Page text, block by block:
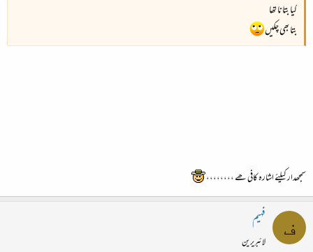
کیا بتانا تھا
بتا بھی چکیں
سمجھدار کیلئے اشارہ کافی ھے ،،،،،،،،
ف فہیم
لائبریرین